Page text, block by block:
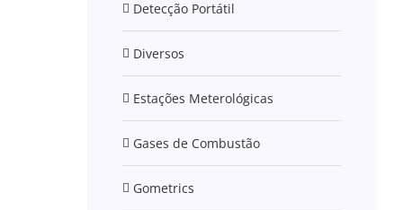
Detecção Portátil
Diversos
Estações Meterológicas
Gases de Combustão
Gometrics